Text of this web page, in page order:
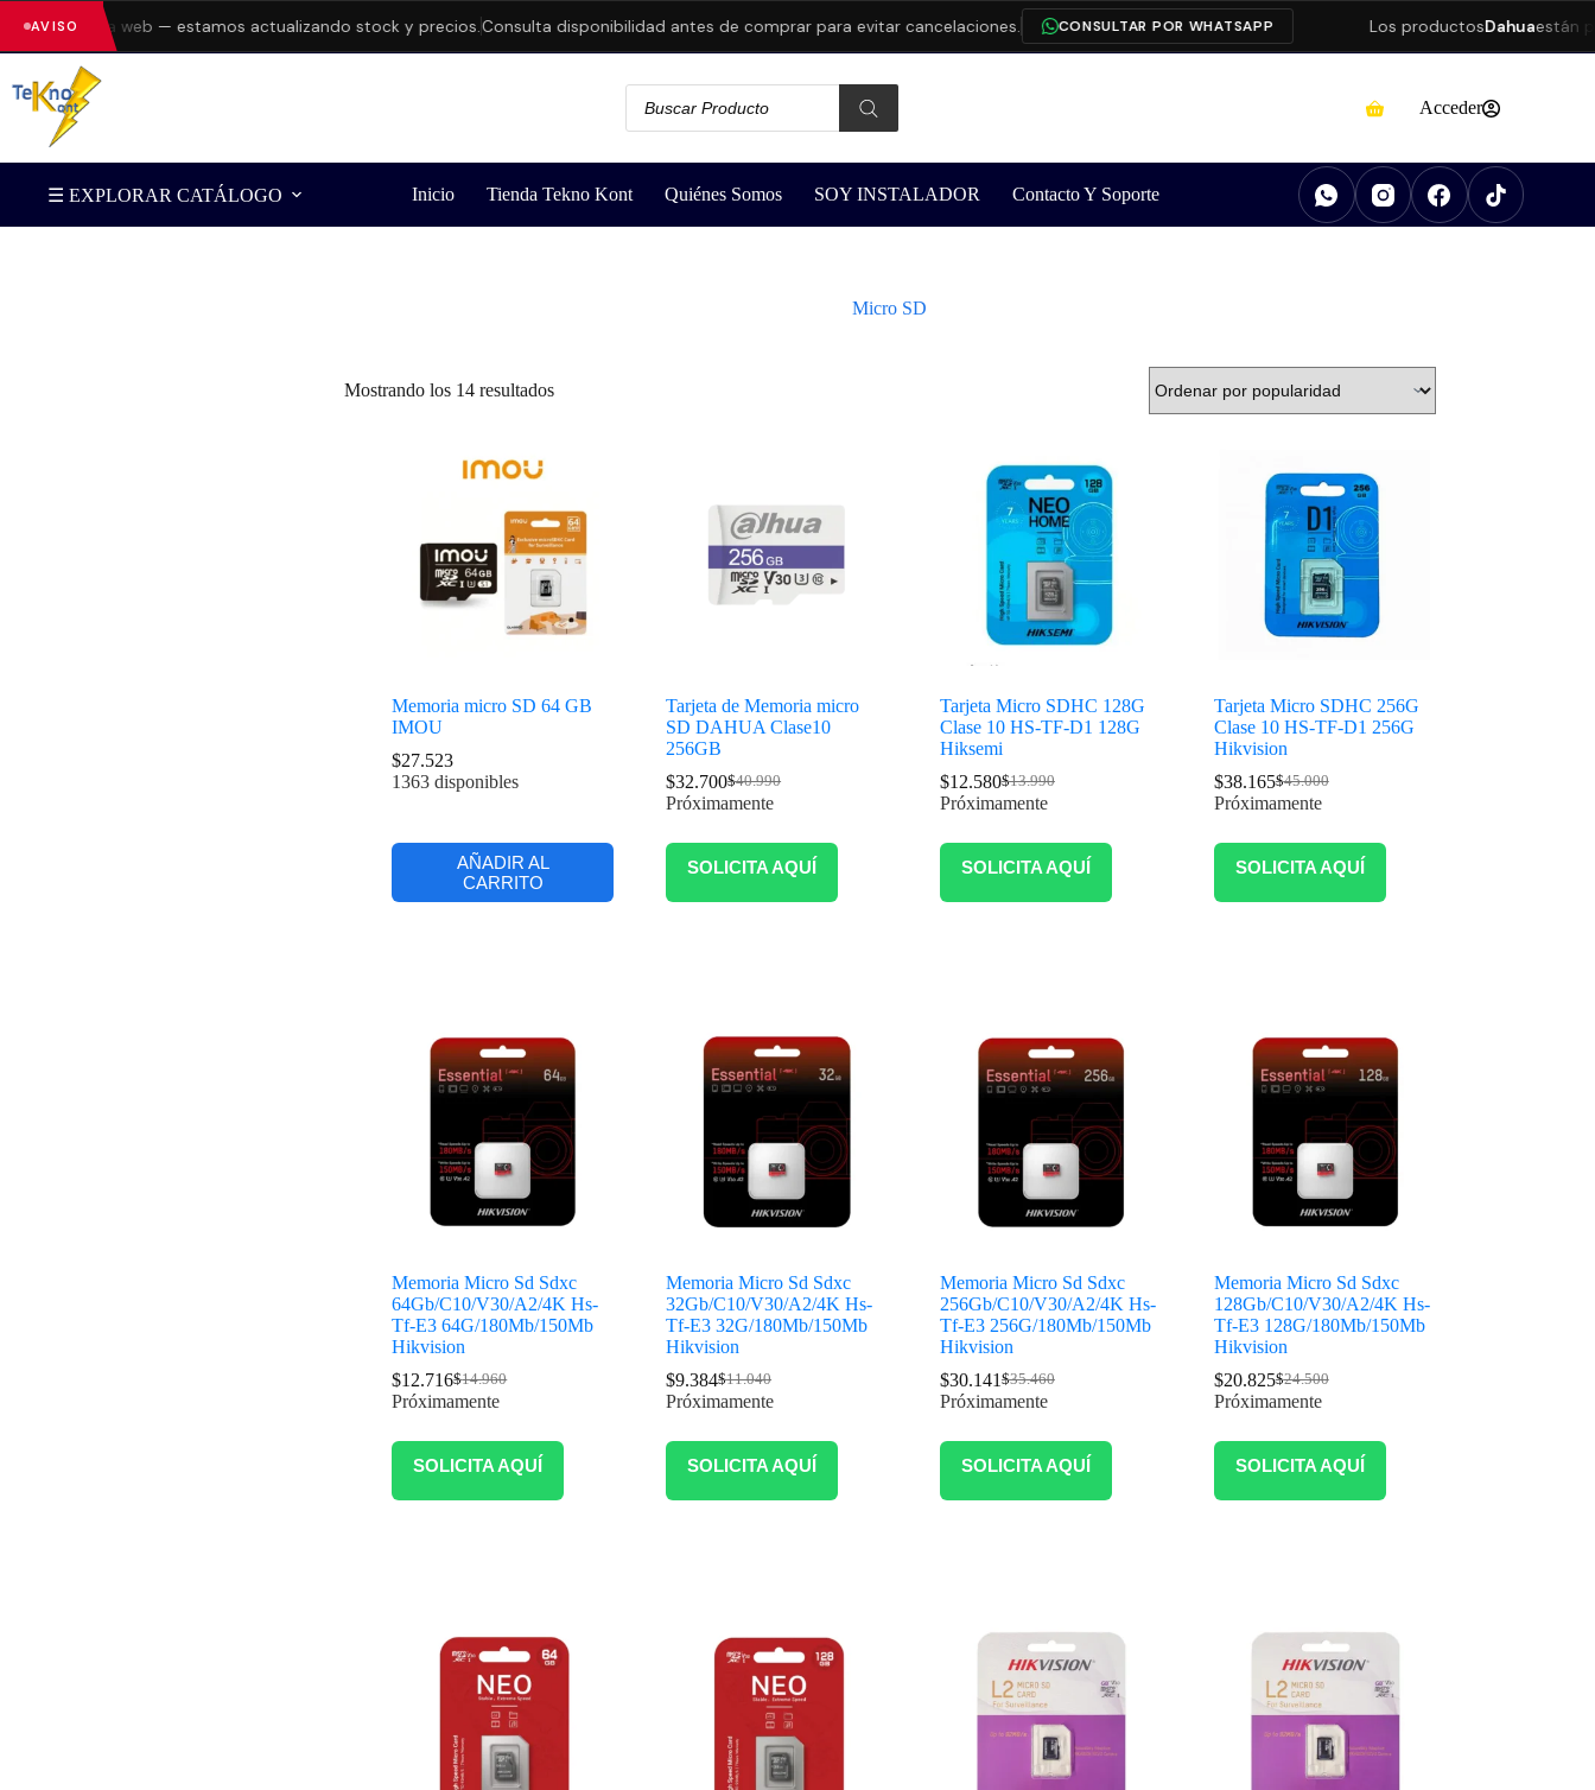
AVISOen la web — estamos actualizando stock y precios.Consulta disponibilidad antes de comprar para evitar cancelaciones. CONSULTAR POR WHATSAPP Los productosDahuaestán
Acceder
☰ EXPLORAR CATÁLOGO Inicio Tienda Tekno Kont Quiénes Somos SOY INSTALADOR Contacto Y Soporte
Micro SD
Mostrando los 14 resultados
Memoria micro SD 64 GB
IMOU
$27.523
1363 disponibles
AÑADIR AL
CARRITO
Tarjeta de Memoria micro
SD DAHUA Clase10
256GB
$40.990
$32.700
Próximamente
SOLICITA AQUÍ
Tarjeta Micro SDHC 128G
Clase 10 HS-TF-D1 128G
Hiksemi
$13.990
$12.580
Próximamente
SOLICITA AQUÍ
Tarjeta Micro SDHC 256G
Clase 10 HS-TF-D1 256G
Hikvision
$45.000
$38.165
Próximamente
SOLICITA AQUÍ
Memoria Micro Sd Sdxc
64Gb/C10/V30/A2/4K Hs-
Tf-E3 64G/180Mb/150Mb
Hikvision
$14.960
$12.716
Próximamente
SOLICITA AQUÍ
Memoria Micro Sd Sdxc
32Gb/C10/V30/A2/4K Hs-
Tf-E3 32G/180Mb/150Mb
Hikvision
$11.040
$9.384
Próximamente
SOLICITA AQUÍ
Memoria Micro Sd Sdxc
256Gb/C10/V30/A2/4K Hs-
Tf-E3 256G/180Mb/150Mb
Hikvision
$35.460
$30.141
Próximamente
SOLICITA AQUÍ
Memoria Micro Sd Sdxc
128Gb/C10/V30/A2/4K Hs-
Tf-E3 128G/180Mb/150Mb
Hikvision
$24.500
$20.825
Próximamente
SOLICITA AQUÍ